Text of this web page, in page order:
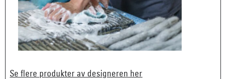
Se flere produkter av designeren her